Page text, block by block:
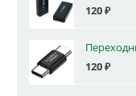
120₽
120₽